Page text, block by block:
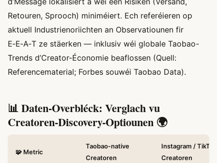
Retouren, Sprooch) miniméiert. Ech referéieren op
aktuell Industrienoriichten an Observatiounen fir
E‑E‑A‑T ze stäerken — inklusiv wéi globale Taobao-
Trends d’Creator-Économie beaflossen (Quell:
Referencematerial; Forbes souwéi Taobao Data).
📊 Daten-Overbléck: Verglach vu
Creatoren-Discovery-Optiounen 🌍
🧩 Metric
Taobao‑native
Creatoren
Instagram /
Creatoren